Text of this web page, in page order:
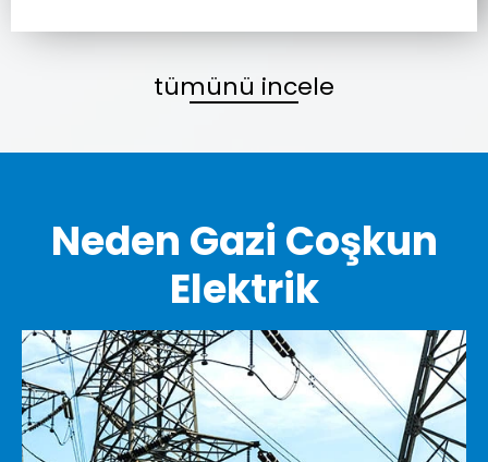
tümünü incele
Neden Gazi Coşkun
Elektrik